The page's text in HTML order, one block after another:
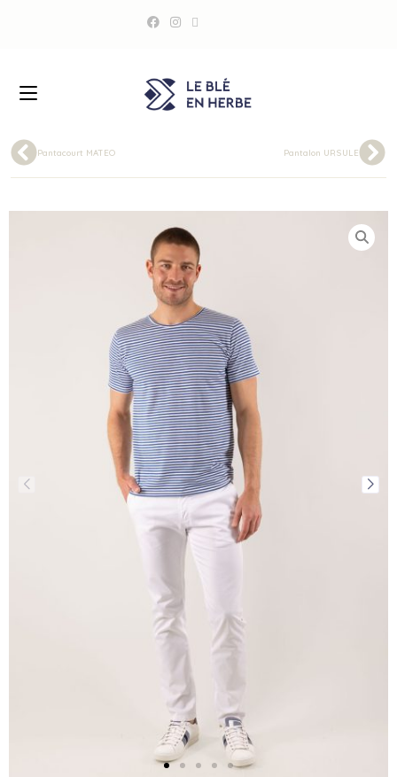
Pantacourt MATEO Pantalon URSULE